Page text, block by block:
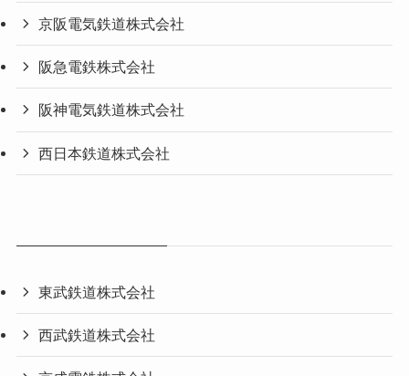
京阪電気鉄道株式会社
阪急電鉄株式会社
阪神電気鉄道株式会社
西日本鉄道株式会社
東武鉄道株式会社
西武鉄道株式会社